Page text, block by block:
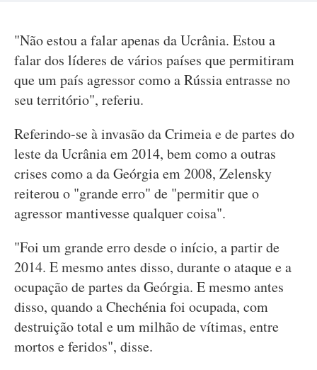
"Não estou a falar apenas da Ucrânia. Estou a
falar dos líderes de vários países que permitiram
que um país agressor como a Rússia entrasse no
seu território", referiu.
Referindo-se à invasão da Crimeia e de partes do
leste da Ucrânia em 2014, bem como a outras
crises como a da Geórgia em 2008, Zelensky
reiterou o "grande erro" de "permitir que o
agressor mantivesse qualquer coisa".
"Foi um grande erro desde o início, a partir de
2014. E mesmo antes disso, durante o ataque e a
ocupação de partes da Geórgia. E mesmo antes
disso, quando a Chechénia foi ocupada, com
destruição total e um milhão de vítimas, entre
mortos e feridos", disse.